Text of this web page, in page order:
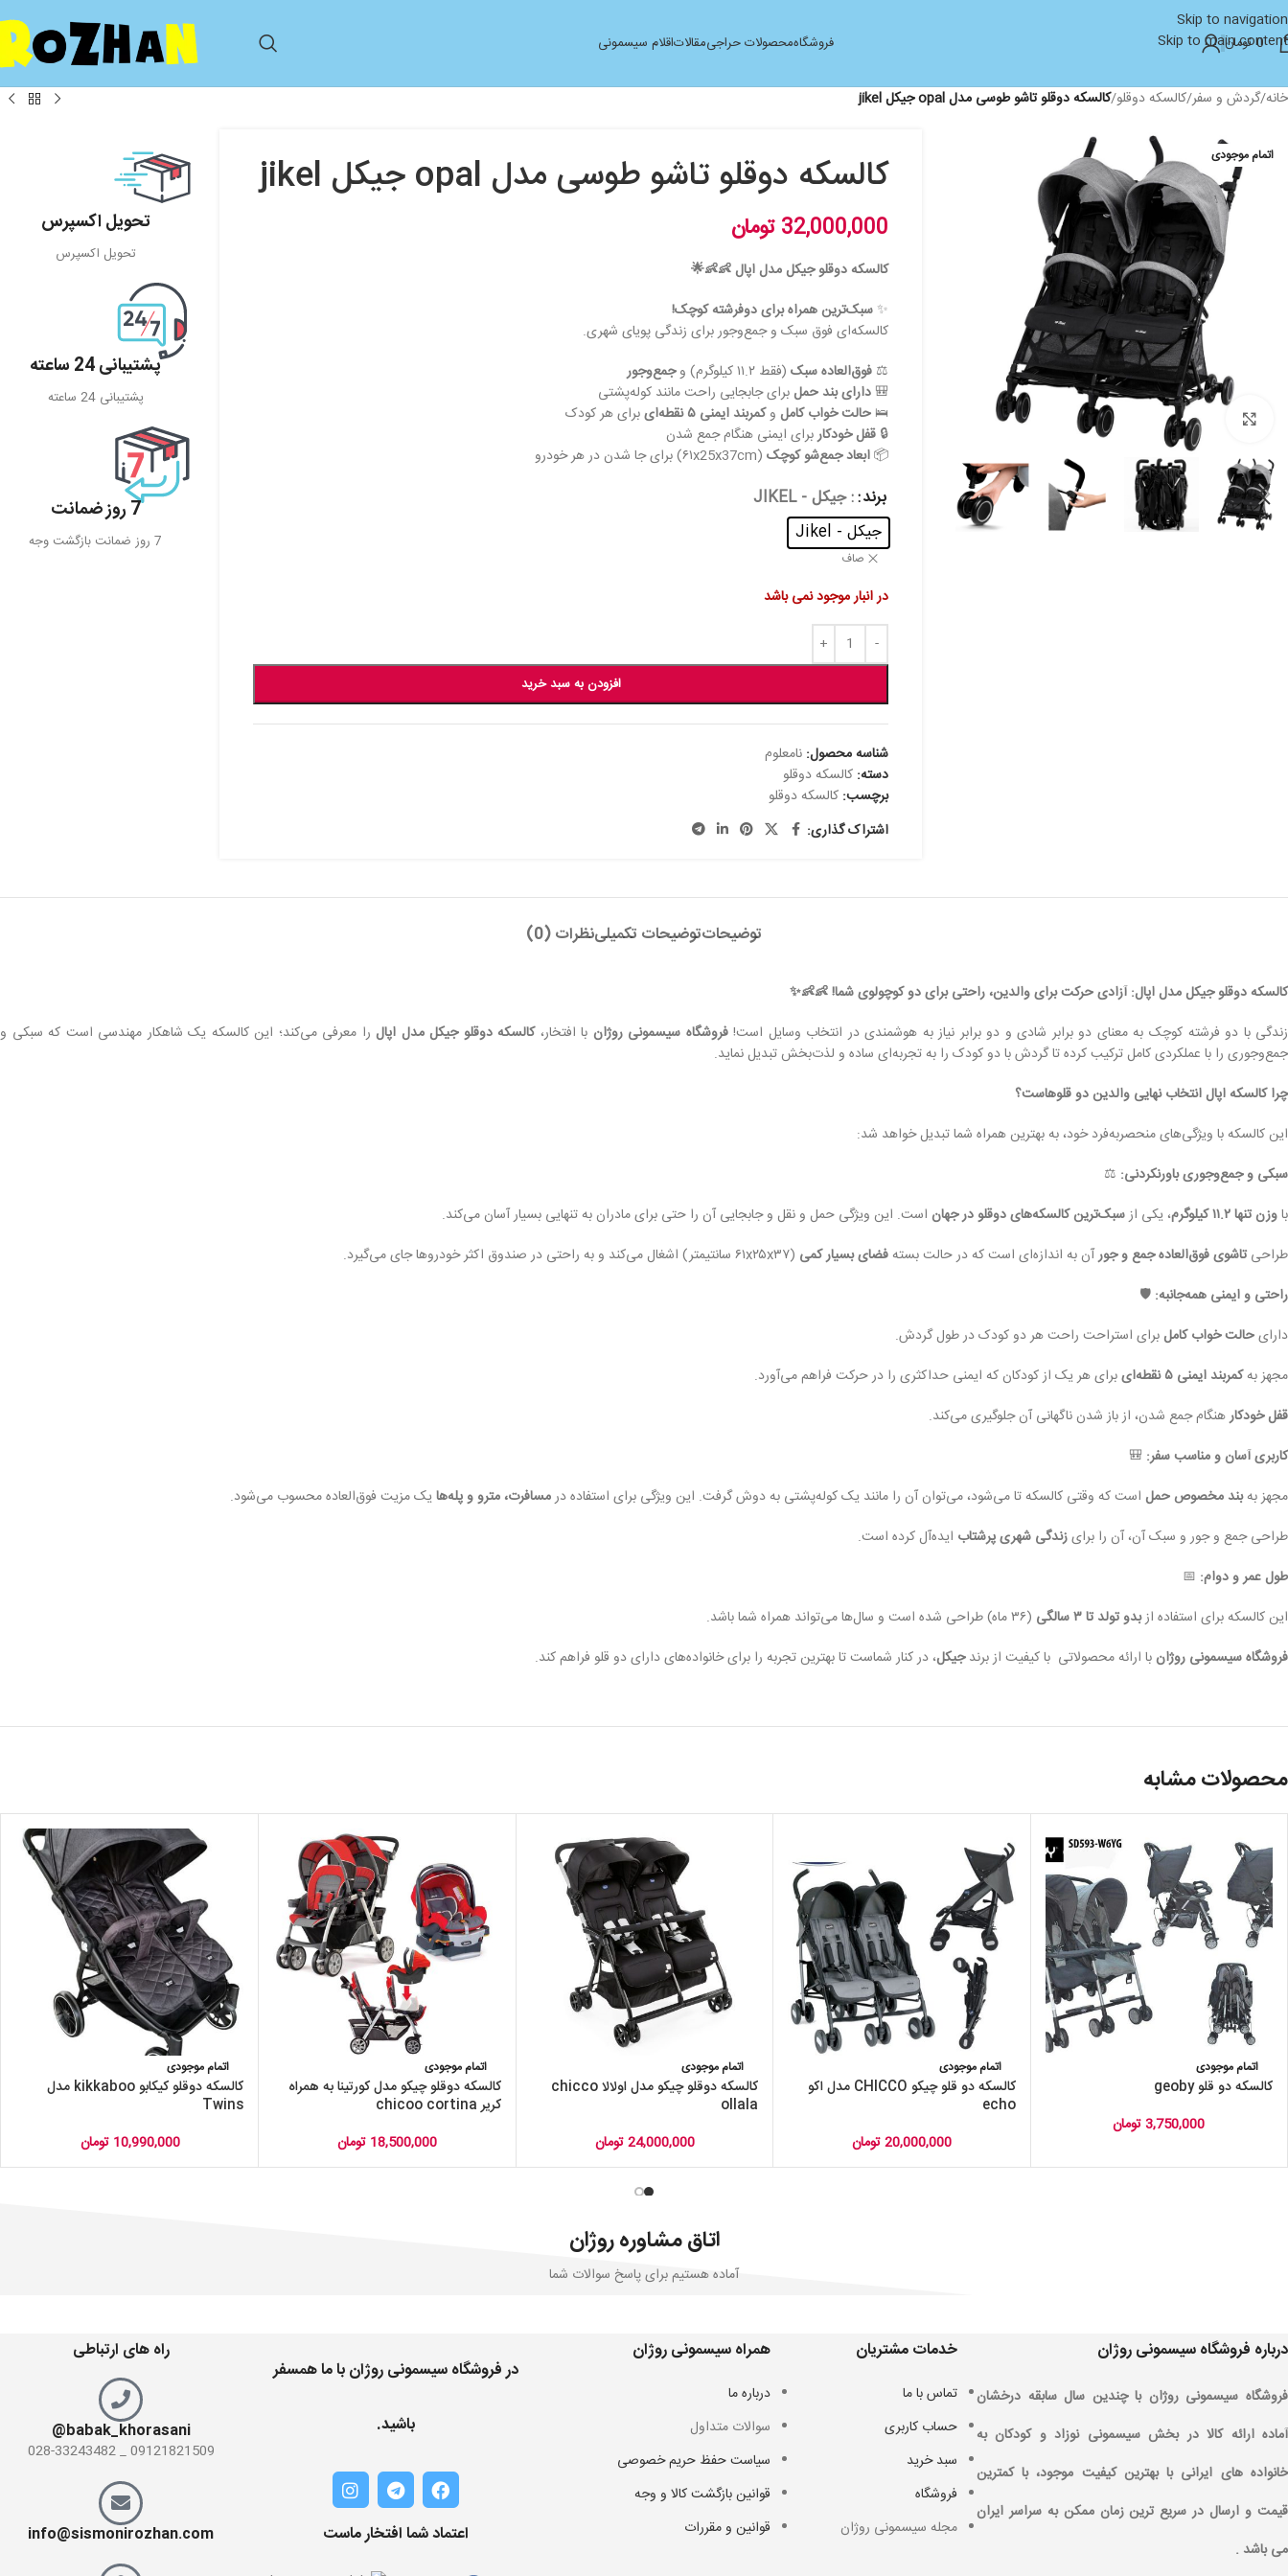
Skip to navigation
Skip to main content
0تومان فروشگاهمحصولات حراجیمقالاتاقلام سیسمونی
خانه/گردش و سفر/کالسکه دوقلو/کالسکه دوقلو تاشو طوسی مدل opal جیکل jikel
اتمام موجودی
بزرگنمایی تصویر
کالسکه دوقلو تاشو طوسی مدل opal جیکل jikel
32,000,000تومان
کالسکه دوقلو جیکل مدل اپال 👶👶🌟
✨سبک‌ترین همراه برای دوفرشته کوچک!
کالسکه‌ای فوق سبک و جمع‌وجور برای زندگی پویای شهری.
⚖️ فوق‌العاده سبک(فقط ۱۱.۲ کیلوگرم) و
جمع‌وجور
🎒 دارای بند حمل برای جابجایی راحت مانند کوله‌پشتی
🛌 حالت خواب کامل وکمربند ایمنی ۵ نقطه‌ای
برای هر کودک
🔒 قفل خودکاربرای ایمنی هنگام جمع شدن
📦ابعاد جمع‌شو کوچک(۶۱x25x37cm) برای جا شدن در هر خودرو
برند : جیکل - JIKEL
جیکل - Jikel
صاف
در انبار موجود نمی باشد
افزودن به سبد خرید
شناسه محصول: نامعلوم
دسته: کالسکه دوقلو
برچسب: کالسکه دوقلو
اشتراک گذاری:
تحویل اکسپرس
تحویل اکسپرس
پشتیبانی 24 ساعته
پشتیبانی 24 ساعته
7 روز ضمانت
7 روز ضمانت بازگشت وجه
توضیحاتتوضیحات تکمیلینظرات (0)
کالسکه دوقلو جیکل مدل اپال: آزادی حرکت برای والدین، راحتی برای دو کوچولوی شما! 👶👶✨
زندگی با دو فرشته کوچک به معنای دو برابر شادی و دو برابر نیاز به هوشمندی در انتخاب وسایل است!فروشگاه سیسمونی روژان با افتخار،کالسکه دوقلو جیکل مدل اپال را معرفی می‌کند؛ این کالسکه یک شاهکار مهندسی است که سبکی و
جمع‌وجوری را با عملکردی کامل ترکیب کرده تا گردش با دو کودک را به تجربه‌ای ساده و لذت‌بخش تبدیل نماید.
چرا کالسکه اپال انتخاب نهایی والدین دو قلوهاست؟
این کالسکه با ویژگی‌های منحصربه‌فرد خود، به بهترین همراه شما تبدیل خواهد شد:
سبکی و جمع‌وجوری باورنکردنی: ⚖️
باوزن تنها ۱۱.۲ کیلوگرم ، یکی ازسبک‌ترین کالسکه‌های دوقلو در جهان است. این ویژگی حمل و نقل و جابجایی آن را حتی برای مادران به تنهایی بسیار آسان می‌کند.
طراحی تاشوی فوق‌العاده جمع و جورآن به اندازه‌ای است که در حالت بستهفضای بسیار کمی (۶۱x۲۵x۳۷ سانتیمتر) اشغال می‌کند و به راحتی در صندوق اکثر خودروها جای می‌گیرد.
راحتی و ایمنی همه‌جانبه: 🛡️
دارایحالت خواب کامل برای استراحت راحت هر دو کودک در طول گردش.
مجهز بهکمربند ایمنی ۵ نقطه‌ای
برای هر یک از کودکان که ایمنی حداکثری را در حرکت فراهم می‌آورد.
قفل خودکارهنگام جمع شدن، از باز شدن ناگهانی آن جلوگیری می‌کند.
کاربری آسان و مناسب سفر: 🎒
مجهز بهبند مخصوص حمل است که وقتی کالسکه تا می‌شود، می‌توان آن را مانند یک کوله‌پشتی به دوش گرفت. این ویژگی برای استفاده درمسافرت، مترو و پله‌هایک مزیت فوق‌العاده محسوب می‌شود.
طراحی جمع و جور و سبک آن، آن را برایزندگی شهری پرشتاب ایده‌آل کرده است.
طول عمر و دوام: 📅
این کالسکه برای استفاده ازبدو تولد تا ۳ سالگی
(۳۶ ماه) طراحی شده است و سال‌ها می‌تواند همراه شما باشد.
فروشگاه سیسمونی روژان با ارائه محصولاتی با کیفیت از برندجیکل، در کنار شماست تا بهترین تجربه را برای خانواده‌های دارای دو قلو فراهم کند.
محصولات مشابه
اتمام موجودی
کالسکه دو قلو geoby
3,750,000 تومان
اتمام موجودی
کالسکه دو قلو چیکو CHICCO مدل اکو
echo
20,000,000تومان
اتمام موجودی
کالسکه دوقلو چیکو مدل اولالا chicco
ollala
24,000,000تومان
اتمام موجودی
کالسکه دوقلو چیکو مدل کورتینا به همراه
کریر chicoo cortina
18,500,000 تومان
اتمام موجودی
کالسکه دوقلو کیکابو kikkaboo مدل
Twins
10,990,000 تومان
اتاق مشاوره روژان
آماده هستیم برای پاسخ سوالات شما
درباره فروشگاه سیسمونی روژان
فروشگاه سیسمونی روژان با چندین سال سابقه درخشان
آماده ارائه کالا در بخش سیسمونی نوزاد و کودکان به
خانواده های ایرانی با بهترین کیفیت موجود، با کمترین
قیمت و ارسال در سریع ترین زمان ممکن به سراسر ایران
می باشد .
خدمات مشتریان
تماس با ما
حساب کاربری
سبد خرید
فروشگاه
مجله سیسمونی روژان
همراه سیسمونی روژان
درباره ما
سوالات متداول
سیاست حفظ حریم خصوصی
قوانین بازگشت کالا و وجه
قوانین و مقررات
در فروشگاه سیسمونی روژان با ما همسفر
باشید.
اعتماد شما افتخار ماست
راه های ارتباطی
babak_khorasani@
09121821509 _ 028-33243482
info@sismonirozhan.com